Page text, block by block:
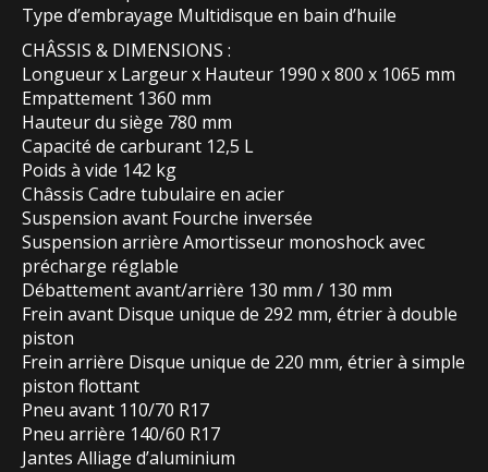
Type d’embrayage Multidisque en bain d’huile
CHÂSSIS & DIMENSIONS :
Longueur x Largeur x Hauteur 1990 x 800 x 1065 mm
Empattement 1360 mm
Hauteur du siège 780 mm
Capacité de carburant 12,5 L
Poids à vide 142 kg
Châssis Cadre tubulaire en acier
Suspension avant Fourche inversée
Suspension arrière Amortisseur monoshock avec
précharge réglable
Débattement avant/arrière 130 mm / 130 mm
Frein avant Disque unique de 292 mm, étrier à double
piston
Frein arrière Disque unique de 220 mm, étrier à simple
piston flottant
Pneu avant 110/70 R17
Pneu arrière 140/60 R17
Jantes Alliage d’aluminium